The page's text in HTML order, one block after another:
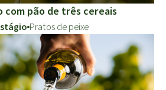
com pão de três cereais
Pratos de peixe